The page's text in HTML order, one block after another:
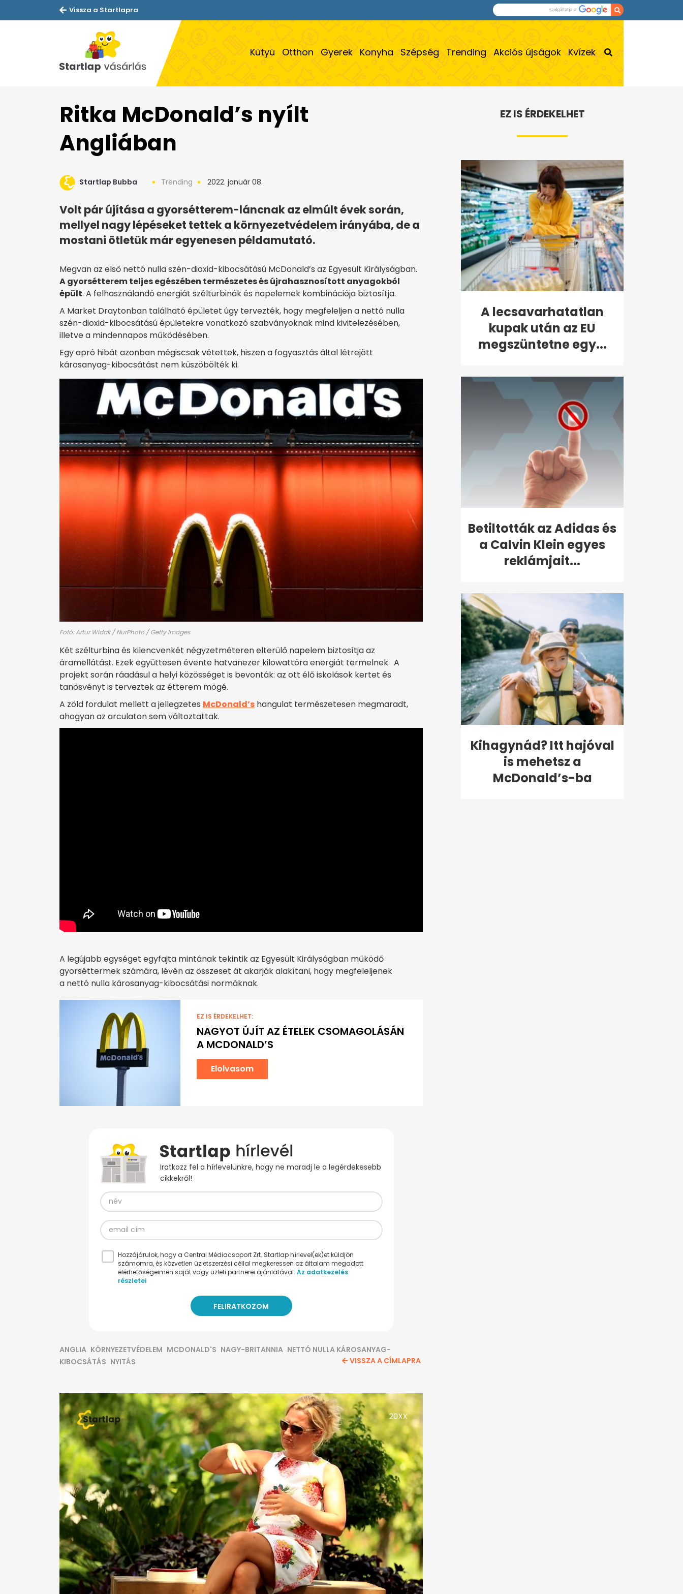
Vissza a Startlapra
Kütyü Otthon Gyerek Konyha Szépség Trending Akciós újságok Kvízek
Ritka McDonald’s nyílt
Angliában
Startlap Bubba Trending 2022. január 08.
Volt pár újítása a gyorsétterem-láncnak az elmúlt évek során,
mellyel nagy lépéseket tettek a környezetvédelem irányába, de a
mostani ötletük már egyenesen példamutató.
Megvan az első nettó nulla szén-dioxid-kibocsátású McDonald’s az Egyesült Királyságban.
A gyorsétterem teljes egészében természetes és újrahasznosított anyagokból
épült. A felhasználandó energiát szélturbinák és napelemek kombinációja biztosítja.
A Market Draytonban található épületet úgy tervezték, hogy megfeleljen a nettó nulla
szén-dioxid-kibocsátású épületekre vonatkozó szabványoknak mind kivitelezésében,
illetve a mindennapos működésében.
Egy apró hibát azonban mégiscsak vétettek, hiszen a fogyasztás által létrejött
károsanyag-kibocsátást nem küszöbölték ki.
Fotó: Artur Widak / NurPhoto / Getty Images
Két szélturbina és kilencvenkét négyzetméteren elterülő napelem biztosítja az
áramellátást. Ezek együttesen évente hatvanezer kilowattóra energiát termelnek. A
projekt során ráadásul a helyi közösséget is bevonták: az ott élő iskolások kertet és
tanösvényt is terveztek az étterem mögé.
A zöld fordulat mellett a jellegzetes McDonald’s hangulat természetesen megmaradt,
ahogyan az arculaton sem változtattak.
A legújabb egységet egyfajta mintának tekintik az Egyesült Királyságban működő
gyorséttermek számára, lévén az összeset át akarják alakítani, hogy megfeleljenek
a nettó nulla károsanyag-kibocsátási normáknak.
EZ IS ÉRDEKELHET:
NAGYOT ÚJÍT AZ ÉTELEK CSOMAGOLÁSÁN
A MCDONALD’S
Elolvasom
Iratkozz fel a hírlevelünkre, hogy ne maradj le a legérdekesebb
cikkekről!
Hozzájárulok, hogy a Central Médiacsoport Zrt. Startlap hírlevel(ek)et küldjön
számomra, és közvetlen üzletszerzési céllal megkeressen az általam megadott
elérhetőségeimen saját vagy üzleti partnerei ajánlatával. Az adatkezelés
részletei
ANGLIA KÖRNYEZETVÉDELEM MCDONALD'S NAGY-BRITANNIA NETTÓ NULLA KÁROSANYAG-
KIBOCSÁTÁS NYITÁS VISSZA A CÍMLAPRA
EZ IS ÉRDEKELHET
A lecsavarhatatlan
kupak után az EU
megszüntetne egy...
Betiltották az Adidas és
a Calvin Klein egyes
reklámjait...
Kihagynád? Itt hajóval
is mehetsz a
McDonald’s-ba